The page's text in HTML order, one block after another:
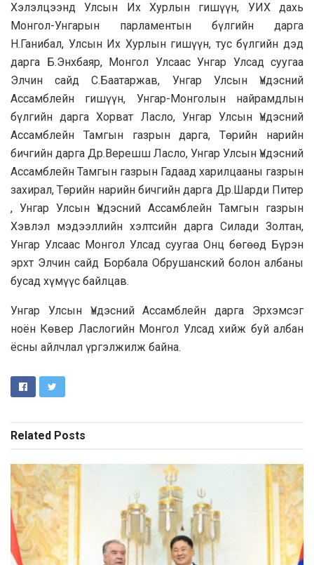
Хэлэлцээнд Улсын Их Хурлын гишүүн, УИХ дахь
Монгол-Унгарын парламентын бүлгийн дарга
Н.Ганибал, Улсын Их Хурлын гишүүн, тус бүлгийн дэд
дарга Б.Энхбаяр, Монгол Улсаас Унгар Улсад суугаа
Элчин сайд С.Баатаржав, Унгар Улсын Үндэсний
Ассамблейн гишүүн, Унгар-Монголын найрамдлын
бүлгийн дарга Хорват Ласло, Унгар Улсын Үндэсний
Ассамблейн Тамгын газрын дарга, Төрийн нарийн
бичгийн дарга Др.Верешш Ласло, Унгар Улсын Үндэсний
Ассамблейн Тамгын газрын Гадаад харилцааны газрын
захирал, Төрийн нарийн бичгийн дарга Др.Шарди Питер
, Унгар Улсын Үндэсний Ассамблейн Тамгын газрын
Хэвлэл мэдээллийн хэлтсийн дарга Силади Золтан,
Унгар Улсаас Монгол Улсад суугаа Онц бөгөөд Бүрэн
эрхт Элчин сайд Борбала Обрушанский болон албаны
бусад хүмүүс байлцав.
Унгар Улсын Үндэсний Ассамблейн дарга Эрхэмсэг
ноён Көвер Ласлогийн Монгол Улсад хийж буй албан
ёсны айлчлал үргэлжилж байна.
Related Posts